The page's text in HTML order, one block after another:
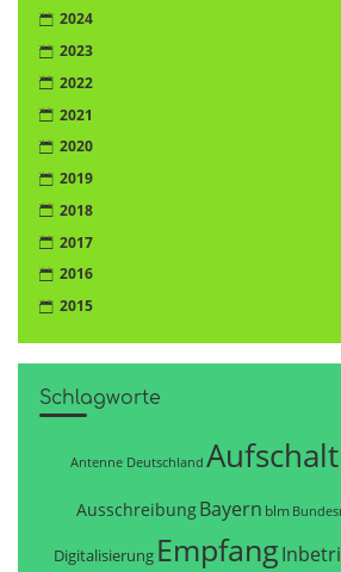
2024
2023
2022
2021
2020
2019
2018
2017
2016
2015
Schlagworte
Antenne Deutschland
AusschreibungBayern blm
Digitalisierung Empfang